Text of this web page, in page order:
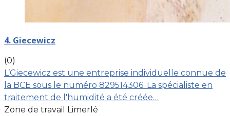
4. Giecewicz
(0)
L’Giecewicz est une entreprise individuelle connue de
la BCE sous le numéro 829514306. La spécialiste en
traitement de l'humidité a été créée…
Zone de travail Limerlé